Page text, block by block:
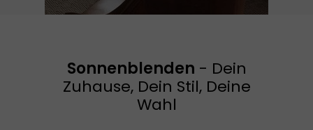
Sonnenblenden - Dein
Zuhause, Dein Stil, Deine
Wahl